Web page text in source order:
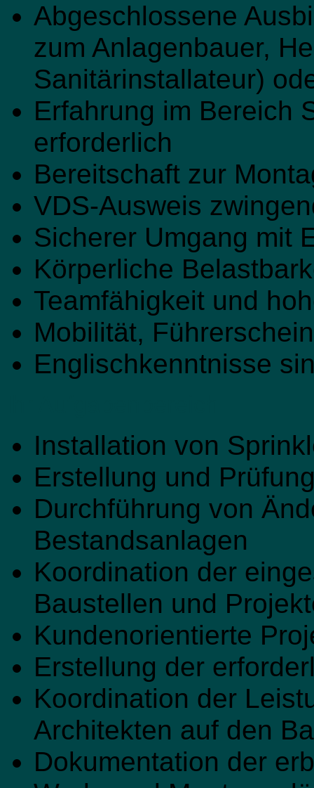
Abgeschlossene
zum Anlagenbauer,
Sanitärinstallateur)
Erfahrung im Bereich
erforderlich
Bereitschaft zur
VDS-Ausweis
Sicherer Umgang mit
Körperliche
Teamfähigkeit und
Mobilität,
Englischkenntnisse
Installation von
Erstellung und
Durchführung von
Bestandsanlagen
Koordination der
Baustellen und
Kundenorientierte
Erstellung der
Koordination der
Architekten auf den
Dokumentation der